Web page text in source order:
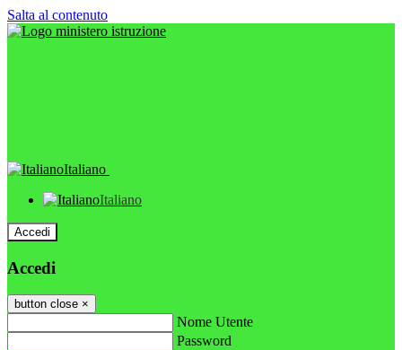
Salta al contenuto
Italiano
Italiano
Accedi
Accedi
button close ×
Nome Utente
Password